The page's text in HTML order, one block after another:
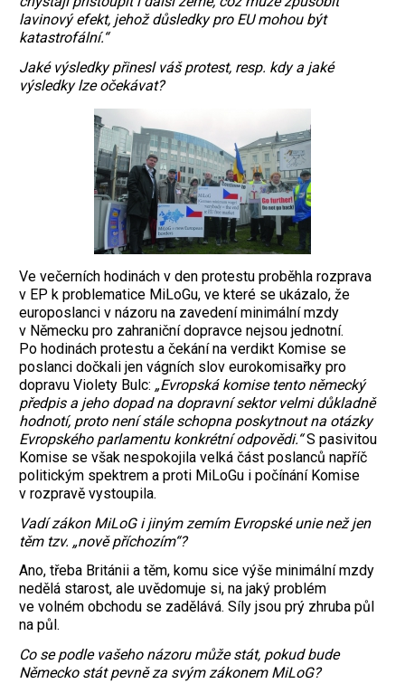
lavinový efekt, jehož důsledky pro EU mohou být
katastrofální.“
Jaké výsledky přinesl váš protest, resp. kdy a jaké
výsledky lze očekávat?
Ve večerních hodinách v den protestu proběhla rozprava
v EP k problematice MiLoGu, ve které se ukázalo, že
europoslanci v názoru na zavedení minimální mzdy
v Německu pro zahraniční dopravce nejsou jednotní.
Po hodinách protestu a čekání na verdikt Komise se
poslanci dočkali jen vágních slov eurokomisařky pro
dopravu Violety Bulc: „Evropská komise tento německý
předpis a jeho dopad na dopravní sektor velmi důkladně
hodnotí, proto není stále schopna poskytnout na otázky
Evropského parlamentu konkrétní odpovědi.“S pasivitou
Komise se však nespokojila velká část poslanců napříč
politickým spektrem a proti MiLoGu i počínání Komise
v rozpravě vystoupila.
Vadí zákon MiLoG i jiným zemím Evropské unie než jen
těm tzv. „nově příchozím“?
Ano, třeba Británii a těm, komu sice výše minimální mzdy
nedělá starost, ale uvědomuje si, na jaký problém
ve volném obchodu se zadělává. Síly jsou prý zhruba půl
na půl.
Co se podle vašeho názoru může stát, pokud bude
Německo stát pevně za svým zákonem MiLoG?